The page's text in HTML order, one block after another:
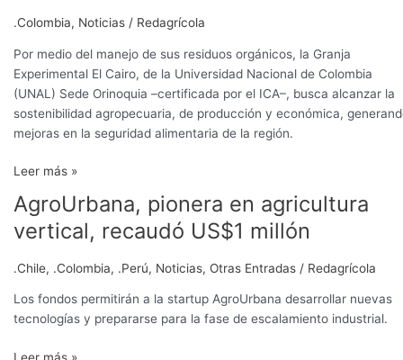
.Colombia, Noticias / Redagrícola
Por medio del manejo de sus residuos orgánicos, la Granja
Experimental El Cairo, de la Universidad Nacional de Colombia
(UNAL) Sede Orinoquia –certificada por el ICA–, busca alcanzar la
sostenibilidad agropecuaria, de producción y económica,
mejoras en la seguridad alimentaria de la región.
le
apuesta
a
la
sostenibilidad
agropecuaria
Leer más »
AgroUrbana, pionera en agricultura
vertical, recaudó US$1 millón
.Chile, .Colombia, .Perú, Noticias, Otras Entradas / Redagrícola
Los fondos permitirán a la startup AgroUrbana desarrollar nuevas
tecnologías y prepararse para la fase de escalamiento industrial.
AgroUrbana,
pionera
en
vertical,
recaudó
US$1